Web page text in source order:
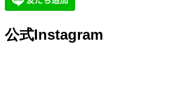
公式Instagram